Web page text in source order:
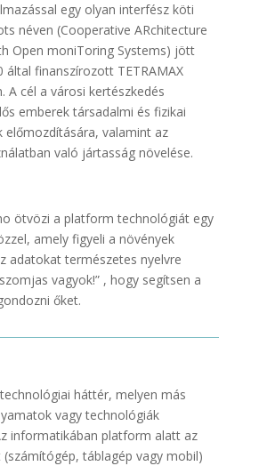
egy olyan interfész köti
néven (Cooperative ARchitecture
Open moniToring Systems) jött
által finanszírozott TETRAMAX
A cél a városi kertészkedés
emberek társadalmi és fizikai
előmozdítására, valamint az
való jártasság növelése.
ötvözi a platform technológiát egy
amely figyeli a növények
adatokat természetes nyelvre
vagyok!” , hogy segítsen a
őket.
háttér, melyen más
vagy technológiák
informatikában platform alatt az
táblagép vagy mobil)